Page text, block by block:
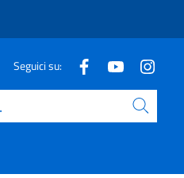
Seguici su: